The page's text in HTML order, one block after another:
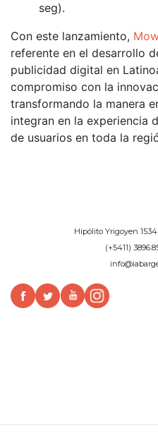
seg).
Con este lanzamiento,
referente en el desarrollo
publicidad digital en
compromiso con la
transformando la manera
integran en la experiencia
de usuarios en toda la
Hipólito Yrigoyen 1534
(+5411)